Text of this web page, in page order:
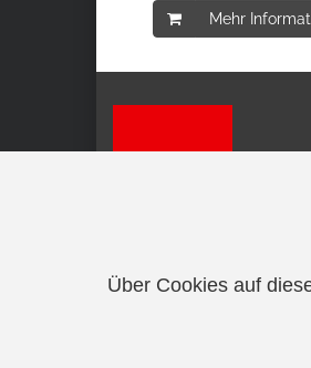
Mehr
Über Cookies auf